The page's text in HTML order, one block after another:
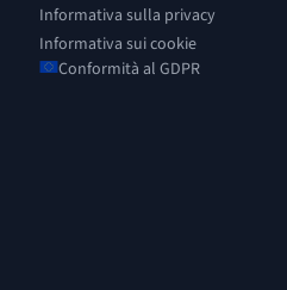
Informativa sulla privacy
Informativa sui cookie
Conformità al GDPR